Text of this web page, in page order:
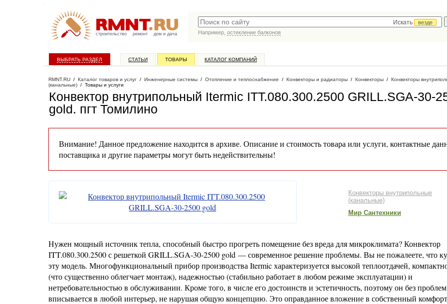
строительство ремонт дом и дача
Искать
везде
Например, остекление балконов
ВЫБРАТЬ РАЗДЕЛ СТАТЬИ ТОВАРЫ КАТАЛОГ КОМПАНИЙ
RMNT.RU / Каталог товаров и услуг / Инженерные системы / Отопление и теплоснабжение / Конвекторы и радиаторы / Конвекторы / Конвекторы
(канальные) / Товары и услуги
Конвектор внутрипольный Itermic ITT.080.300.2500 GRILL.SGA-30-
gold. пгт Томилино
Внимание! Данное предложение находится в архиве. Описание и стоимость товара или услуги, контактные
поставщика и другие параметры могут быть недействительны!
Конвекторы внутрипольные
(канальные)
Мир Сантехники
Нужен мощный источник тепла, способный быстро прогреть помещение без вреда для микроклимата? Конвектор
ITT.080.300.2500 с решеткой GRILL.SGA-30-2500 gold — современное решение проблемы. Вы не пожалеете, что
эту модель. Многофункциональный прибор производства Itermic характеризуется высокой теплоотдачей,
(что существенно облегчает монтаж), надежностью (стабильно работает в любом режиме эксплуатации) и
нетребовательностью в обслуживании. Кроме того, в числе его достоинств и эстетичность, поэтому он без проблем
вписывается в любой интерьер, не нарушая общую концепцию. Это оправданное вложение в собственный